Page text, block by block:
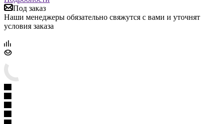
Под заказ
Наши менеджеры обязательно свяжутся с вами и уточнят
условия заказа